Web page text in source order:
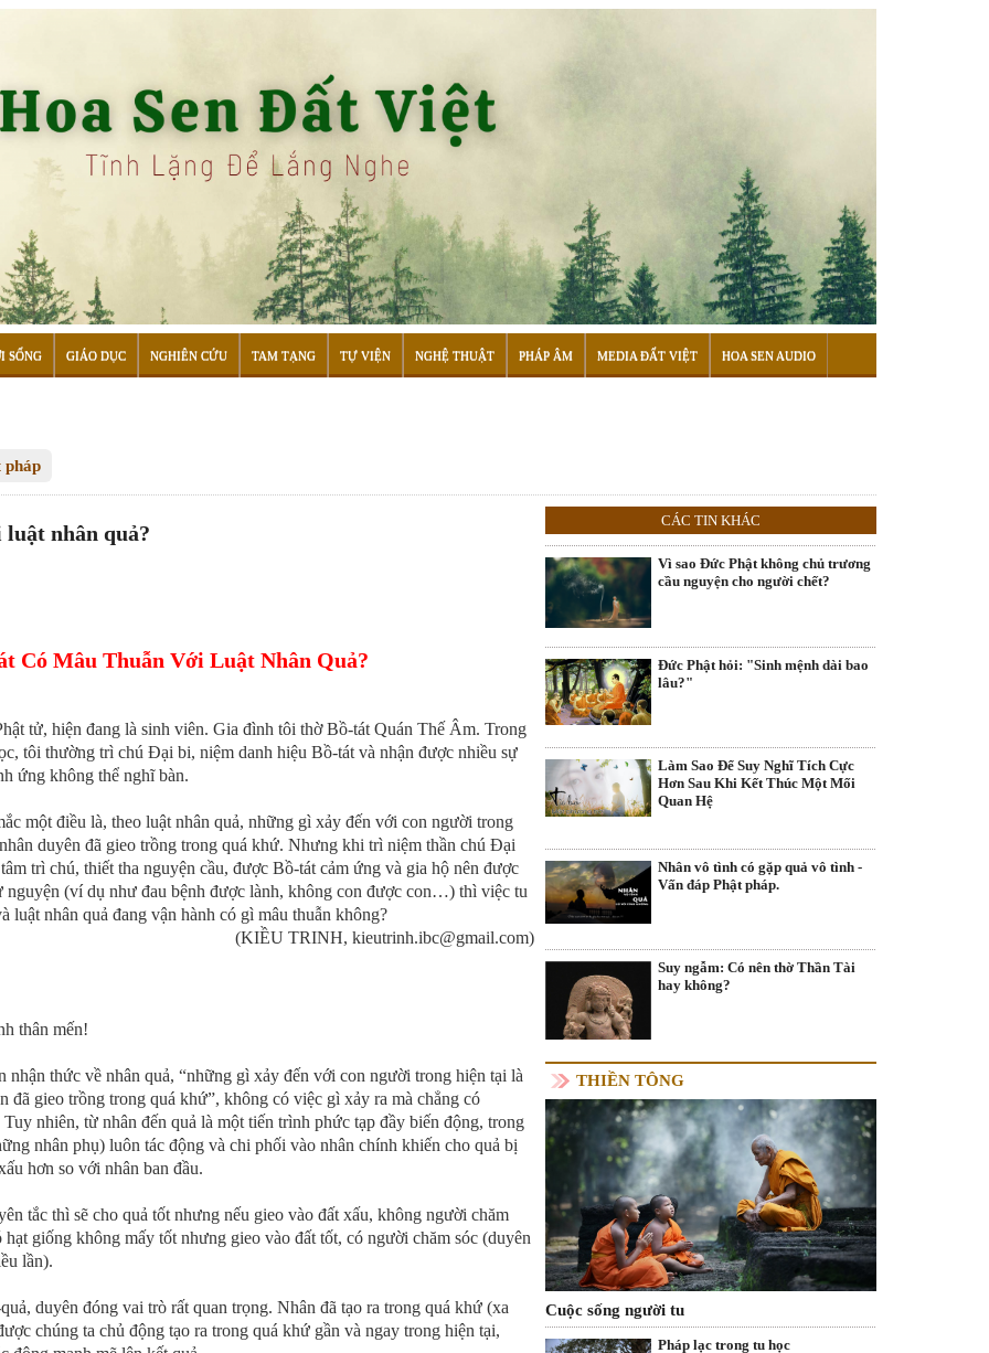
SỐNG GIÁO DỤC NGHIÊN CỨU TAM TẠNG TỰ VIỆN NGHỆ THUẬT PHÁP ÂM MEDIA ĐẤT VIỆT HOA SEN AUDIO
pháp
nhân quả?
Có Mâu Thuẫn Với Luật Nhân Quả?
tử, hiện đang là sinh viên. Gia đình tôi thờ Bồ-tát Quán Thế Âm. Trong
tôi thường trì chú Đại bi, niệm danh hiệu Bồ-tát và nhận được nhiều sự
ứng không thể nghĩ bàn.
một điều là, theo luật nhân quả, những gì xảy đến với con người trong
duyên đã gieo trồng trong quá khứ. Nhưng khi trì niệm thần chú Đại
trì chú, thiết tha nguyện cầu, được Bồ-tát cảm ứng và gia hộ nên được
nguyện (ví dụ như đau bệnh được lành, không con được con…) thì việc tu
luật nhân quả đang vận hành có gì mâu thuẫn không?
(KIỀU TRINH, kieutrinh.ibc@gmail.com)
thân mến!
nhận thức về nhân quả, “những gì xảy đến với con người trong hiện tại là
đã gieo trồng trong quá khứ”, không có việc gì xảy ra mà chẳng có
Tuy nhiên, từ nhân đến quả là một tiến trình phức tạp đầy biến động, trong
nhân phụ) luôn tác động và chi phối vào nhân chính khiến cho quả bị
hơn so với nhân ban đầu.
tắc thì sẽ cho quả tốt nhưng nếu gieo vào đất xấu, không người chăm
giống không mấy tốt nhưng gieo vào đất tốt, có người chăm sóc (duyên
lần).
duyên đóng vai trò rất quan trọng. Nhân đã tạo ra trong quá khứ (xa
chúng ta chủ động tạo ra trong quá khứ gần và ngay trong hiện tại,
CÁC TIN KHÁC
Vì sao Đức Phật không chủ trương
cầu nguyện cho người chết?
Đức Phật hỏi: "Sinh mệnh dài bao
lâu?"
Làm Sao Để Suy Nghĩ Tích Cực
Hơn Sau Khi Kết Thúc Một Mối
Quan Hệ
Nhân vô tình có gặp quả vô tình -
Vấn đáp Phật pháp.
Suy ngẫm: Có nên thờ Thần Tài
hay không?
THIỀN TÔNG
Cuộc sống người tu
Pháp lạc trong tu học